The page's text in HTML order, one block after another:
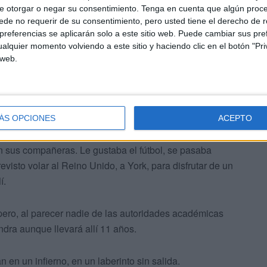
otorgar o negar su consentimiento. Tenga en cuenta que algún
no requerir de su consentimiento, pero usted tiene el derecho de
se aplicarán solo a este sitio web. Puede cambiar sus
momento volviendo a este sitio y haciendo clic en el botón
OPCIONES ACEPTO
pasado 14 de octubre.
con las familias de las menores que supuestamente
equipo educativo.
compañeras. Le gustaba el fútbol, se pasaba
volar al Reino Unido, a York, para disfrutar de un
al parecer nadie de las autoridades académicas
aunque llevará allí 11 años.
en un infierno, en un laberinto sin salida.